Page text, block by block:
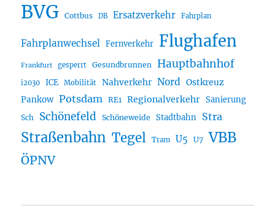
BVG Cottbus DB Ersatzverkehr Fahrplan
Fahrplanwechsel Fernverkehr Flughafen
Frankfurt gesperrt Gesundbrunnen Hauptbahnhof
i2030 ICE Mobilität Nahverkehr Nord Ostkreuz
Pankow Potsdam RE1 Regionalverkehr Sanierung
Sch Schönefeld Schöneweide Stadtbahn Stra
Straßenbahn Tegel Tram U5 U7 VBB
ÖPNV